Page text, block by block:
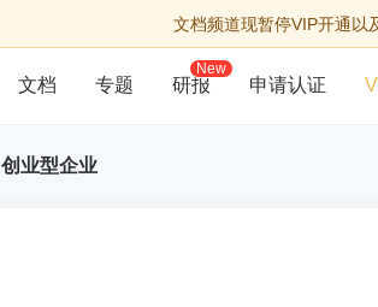
文档频道现暂停VIP开通以
文档 专题 研报
New
申请认证
创业型企业